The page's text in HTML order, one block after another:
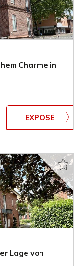
Charme in
Lage von